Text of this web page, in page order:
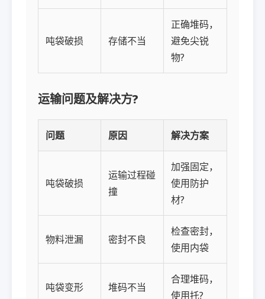
吨袋破损 存储不当
正确堆码，
避免尖锐
物?
运输问题及解决方?
问题 原因 解决方案
吨袋破损
运输过程碰
撞
加强固定，
使用防护
材?
物料泄漏 密封不良
检查密封，
使用内袋
吨袋变形 堆码不当
合理堆码，
使用托?